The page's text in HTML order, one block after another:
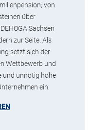
von
über
Sachsen
zur Seite. Als
setzt sich der
Wettbewerb und
und unnötig hohe
ein.